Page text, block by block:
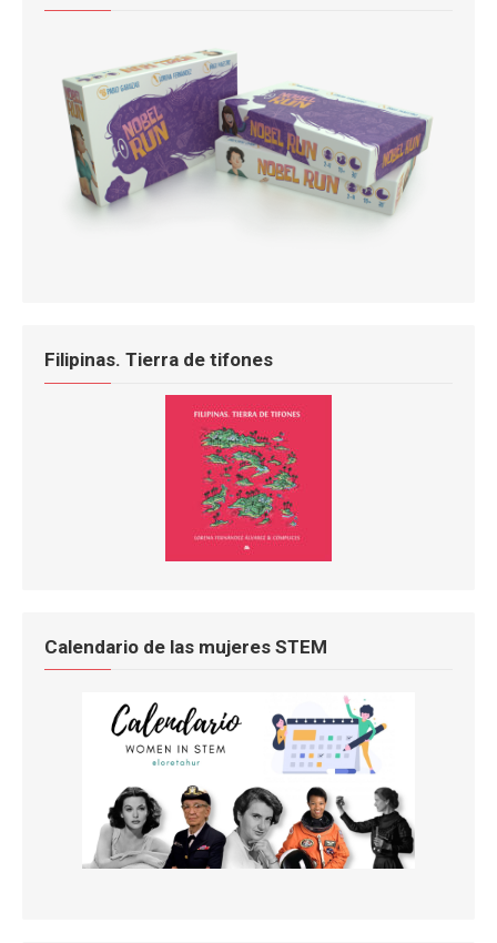
Filipinas. Tierra de tifones
Calendario de las mujeres STEM